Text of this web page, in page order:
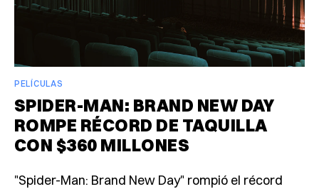
PELÍCULAS
SPIDER-MAN: BRAND NEW DAY
ROMPE RÉCORD DE TAQUILLA
CON $360 MILLONES
"Spider-Man: Brand New Day" rompió el récord